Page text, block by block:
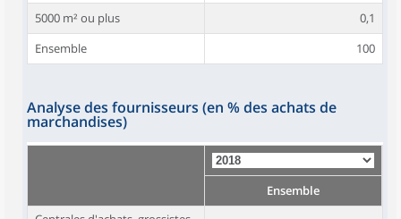
5000 m² ou plus
0,1
Ensemble
100
Analyse des fournisseurs (en % des achats de
marchandises)
Ensemble